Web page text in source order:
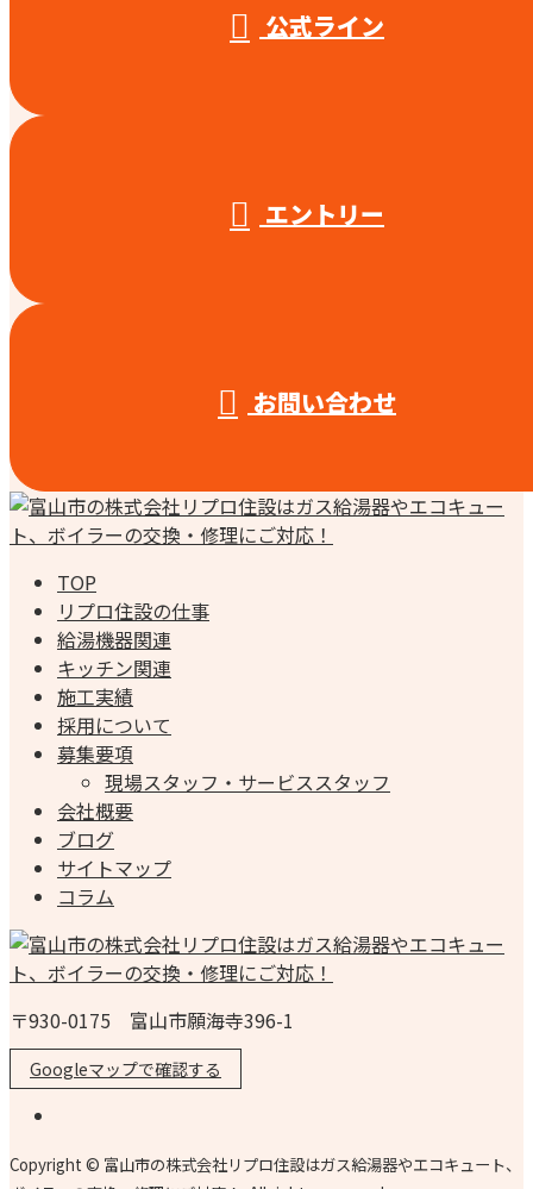
公式ライン
エントリー
お問い合わせ
TOP
リプロ住設の仕事
給湯機器関連
キッチン関連
施工実績
採用について
募集要項
現場スタッフ・サービススタッフ
会社概要
ブログ
サイトマップ
コラム
〒930-0175 富山市願海寺396-1
Googleマップで確認する
Copyright © 富山市の株式会社リプロ住設はガス給湯器やエコキュート、